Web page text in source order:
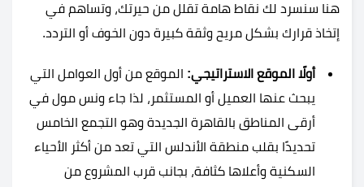
هنا سنسرد لك نقاط هامة تقلل من حيرتك، وتساهم في
إتخاذ قرارك بشكل مريح وثقة كبيرة دون الخوف أو التردد.
أولًا الموقع الاستراتيجي: الموقع من أول العوامل التي
يبحث عنها العميل أو المستثمر، لذا جاء ونس مول في
أرقى المناطق بالقاهرة الجديدة وهو التجمع الخامس
تحديدًا بقلب منطقة الأندلس التي تعد من أكثر الأحياء
السكنية وأعلاها كثافة، بجانب قرب المشروع من